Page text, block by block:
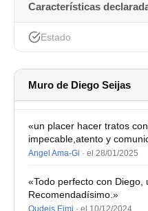
Características
Estado
Muro de Diego Seijas
«un placer hacer tratos
impecable,atento y
Angel Ama-Gi · el 28/01/2025
«Todo perfecto con Diego,
Recomendadísimo.»